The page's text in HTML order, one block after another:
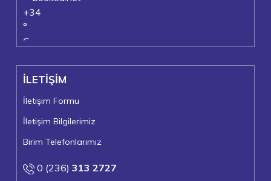
+34
°
C
+23°
Turgutlu
Cumartesi, 08
İLETİŞİM
İletişim Formu
İletişim Bilgilerimiz
Birim Telefonlarımız
0 (236) 313 2727